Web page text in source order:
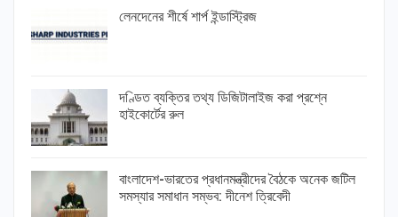
লেনদেনের শীর্ষে শার্প ইন্ডাস্ট্রিজ
দণ্ডিত ব্যক্তির তথ্য ডিজিটালাইজ করা প্রশ্নে
হাইকোর্টের রুল
বাংলাদেশ-ভারতের প্রধানমন্ত্রীদের বৈঠকে অনেক জটিল
সমস্যার সমাধান সম্ভব: দীনেশ ত্রিবেদী